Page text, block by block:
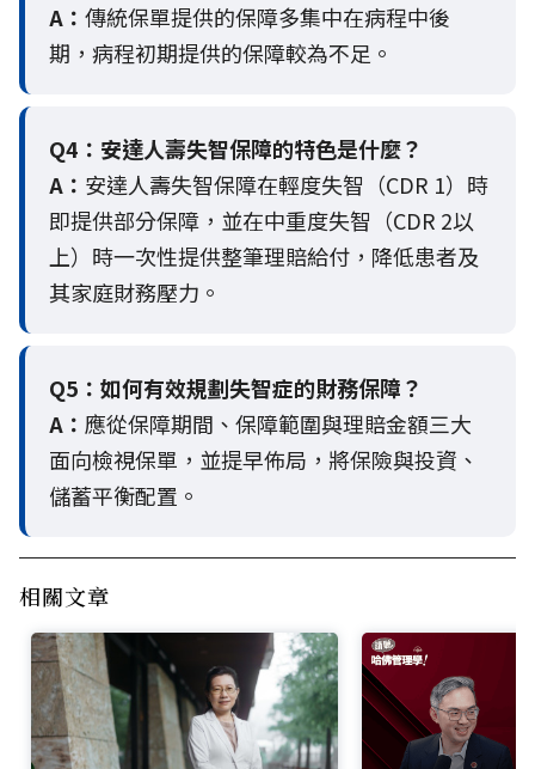
A： 傳統保單提供的保障多集中在病程中後
期，病程初期提供的保障較為不足。
Q4： 安達人壽失智保障的特色是什麼？
A： 安達人壽失智保障在輕度失智（CDR 1）時
即提供部分保障，並在中重度失智（CDR 2以
上）時一次性提供整筆理賠給付，降低患者及
其家庭財務壓力。
Q5： 如何有效規劃失智症的財務保障？
A： 應從保障期間、保障範圍與理賠金額三大
面向檢視保單，並提早佈局，將保險與投資、
儲蓄平衡配置。
相關文章